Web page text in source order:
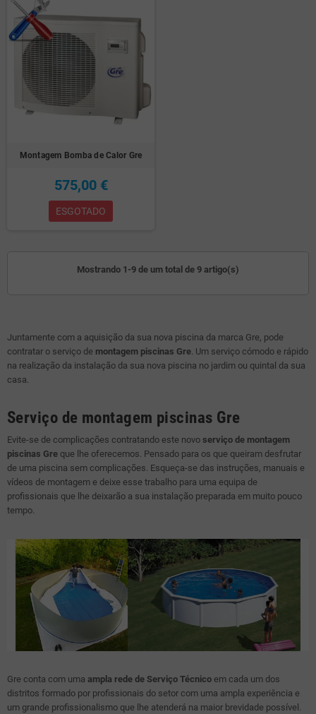
Montagem Bomba de Calor Gre
575,00 €
ESGOTADO
Mostrando 1-9 de um total de 9 artigo(s)
Juntamente com a aquisição da sua nova piscina da marca Gre, pode
contratar o serviço de montagem piscinas Gre. Um serviço cómodo e rápido
na realização da instalação da sua nova piscina no jardim ou quintal da sua
casa.
Serviço de montagem piscinas Gre
Evite-se de complicações contratando este novo serviço de montagem
piscinas Gre que lhe oferecemos. Pensado para os que queiram desfrutar
de uma piscina sem complicações. Esqueça-se das instruções, manuais e
vídeos de montagem e deixe esse trabalho para uma equipa de
profissionais que lhe deixarão a sua instalação preparada em muito pouco
tempo.
Gre conta com uma ampla rede de Serviço Técnico em cada um dos
distritos formado por profissionais do setor com uma ampla experiência e
um grande profissionalismo que lhe atenderá na maior brevidade possível.